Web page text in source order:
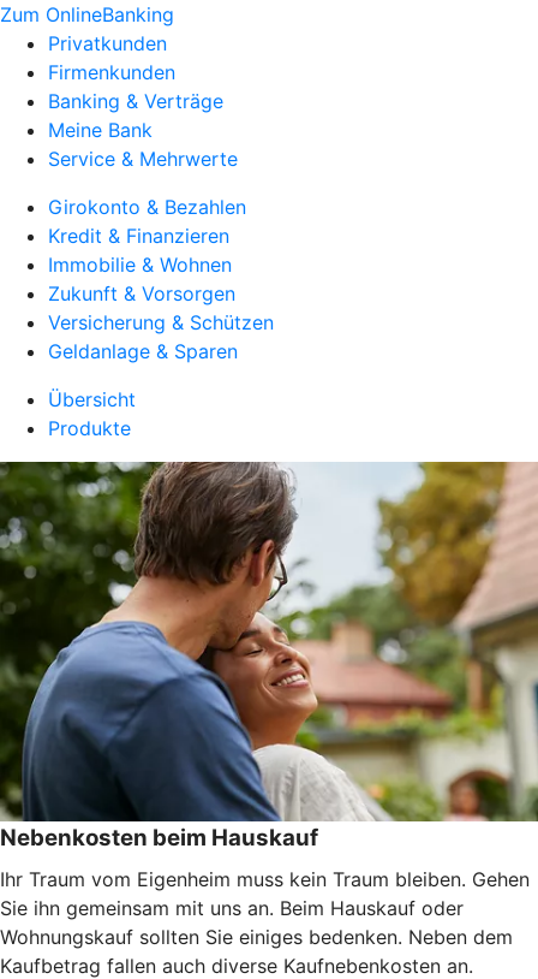
Zum OnlineBanking
Privatkunden
Firmenkunden
Banking & Verträge
Meine Bank
Service & Mehrwerte
Girokonto & Bezahlen
Kredit & Finanzieren
Immobilie & Wohnen
Zukunft & Vorsorgen
Versicherung & Schützen
Geldanlage & Sparen
Übersicht
Produkte
Nebenkosten beim Hauskauf
Ihr Traum vom Eigenheim muss kein Traum bleiben. Gehen
Sie ihn gemeinsam mit uns an. Beim Hauskauf oder
Wohnungskauf sollten Sie einiges bedenken. Neben dem
Kaufbetrag fallen auch diverse Kaufnebenkosten an.